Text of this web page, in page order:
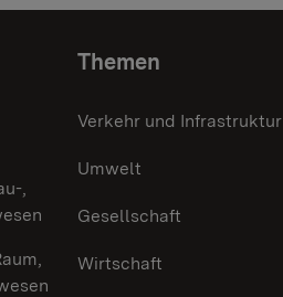
,
Themen
Verkehr und Infrastruktur
Umwelt
Gesellschaft
Wirtschaft